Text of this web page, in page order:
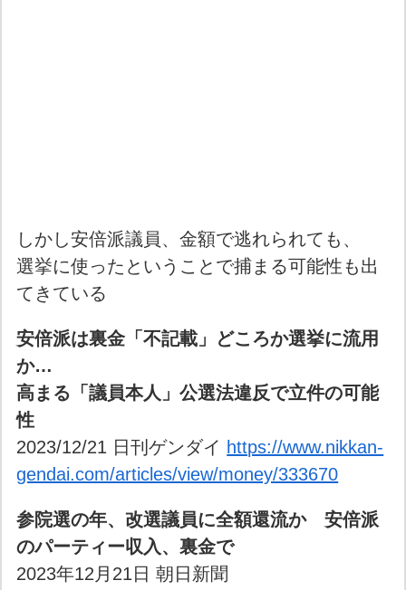
しかし安倍派議員、金額で逃れられても、
選挙に使ったということで捕まる可能性も出
てきている
安倍派は裏金「不記載」どころか選挙に流用
か…
高まる「議員本人」公選法違反で立件の可能
性
2023/12/21 日刊ゲンダイ https://www.nikkan-
gendai.com/articles/view/money/333670
参院選の年、改選議員に全額還流か 安倍派
のパーティー収入、裏金で
2023年12月21日 朝日新聞